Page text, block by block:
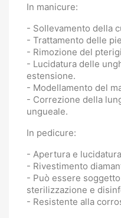
In manicure:
- Sollevamento della
- Trattamento delle
- Rimozione del
- Lucidatura delle
estensione.
- Modellamento del
- Correzione della
ungueale.
In pedicure:
- Apertura e
- Rivestimento
- Può essere
sterilizzazione e
- Resistente alla